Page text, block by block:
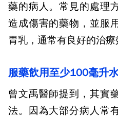
藥的病人。常見的處理
造成傷害的藥物，並服
胃乳，通常有良好的治療
服藥飲用至少100毫升
曾文禹醫師提到，其實
法。因為大部分病人常